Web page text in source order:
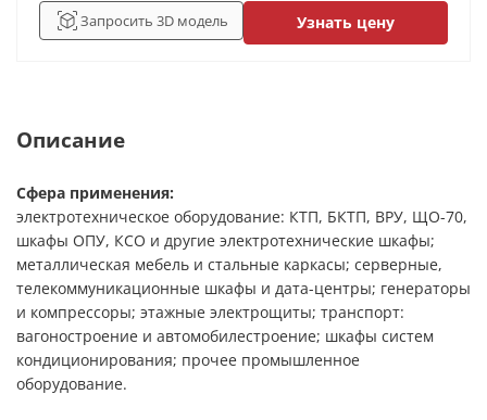
Запросить 3D модель Узнать цену
Описание
Сфера применения:
электротехническое оборудование: КТП, БКТП, ВРУ, ЩО-70,
шкафы ОПУ, КСО и другие электротехнические шкафы;
металлическая мебель и стальные каркасы; серверные,
телекоммуникационные шкафы и дата-центры; генераторы
и компрессоры; этажные электрощиты; транспорт:
вагоностроение и автомобилестроение; шкафы систем
кондиционирования; прочее промышленное
оборудование.